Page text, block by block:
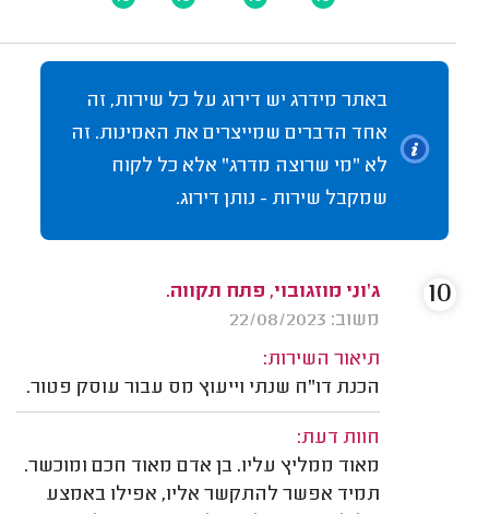
באתר מידרג יש דירוג על כל שירות, זה
אחד הדברים שמייצרים את האמינות. זה
לא "מי שרוצה מדרג" אלא כל לקוח
שמקבל שירות - נותן דירוג.
ג'וני מוזגובוי, פתח תקווה.
משוב: 22/08/2023
תיאור השירות:
הכנת דו"ח שנתי וייעוץ מס עבור עוסק פטור.
חוות דעת:
מאוד ממליץ עליו. בן אדם מאוד חכם ומוכשר.
תמיד אפשר להתקשר אליו, אפילו באמצע
10